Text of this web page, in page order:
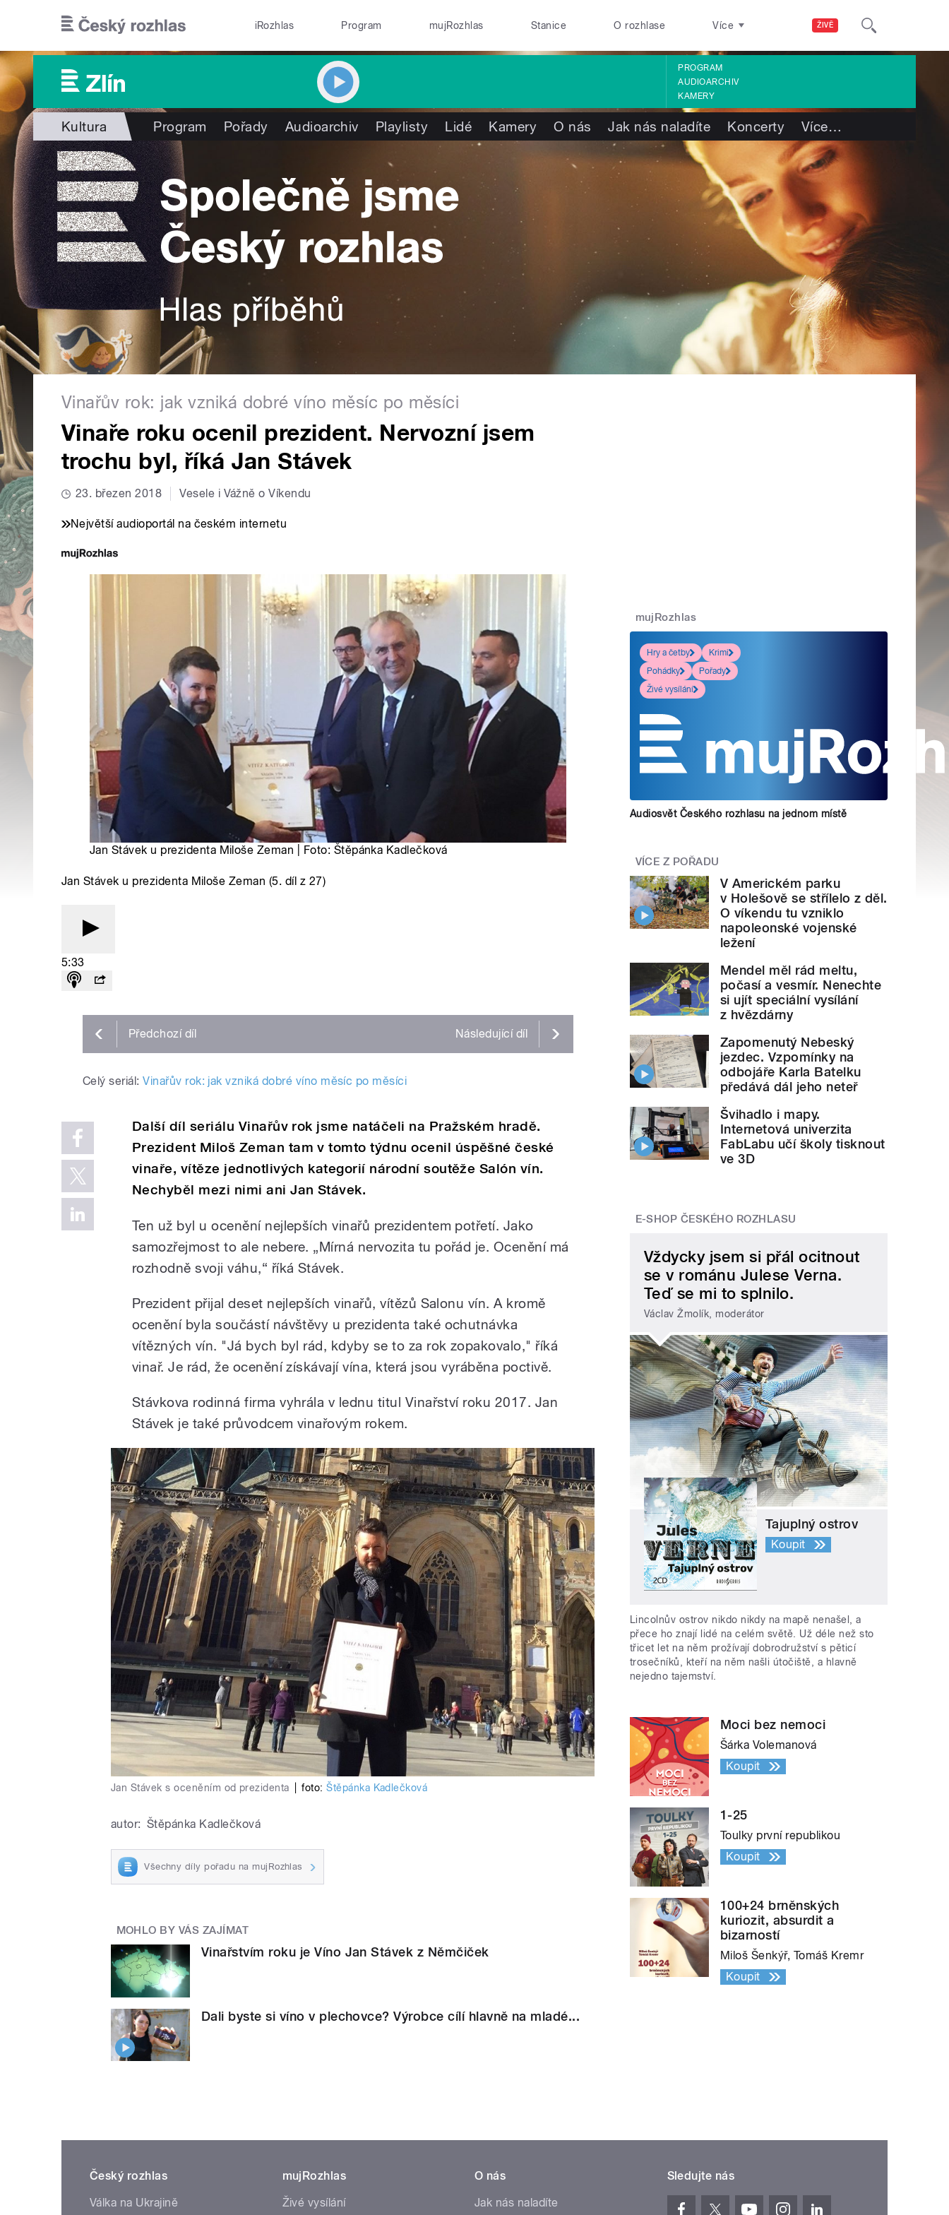
ŽIVĚ
iRozhlas Program mujRozhlas Stanice O rozhlase Více
PROGRAM
AUDIOARCHIV
KAMERY
Kultura Program Pořady Audioarchiv Playlisty Lidé Kamery O nás Jak nás naladíte Koncerty Více…
Vinařův rok: jak vzniká dobré víno měsíc po měsíci
Vinaře roku ocenil prezident. Nervozní jsem
trochu byl, říká Jan Stávek
23. březen 2018 Vesele i Vážně o Víkendu
Největší audioportál na českém internetu
Jan Stávek u prezidenta Miloše Zeman | Foto: Štěpánka Kadlečková
Jan Stávek u prezidenta Miloše Zeman (5. díl z 27)
5:33
Předchozí díl Následující díl
Celý seriál: Vinařův rok: jak vzniká dobré víno měsíc po měsíci
Další díl seriálu Vinařův rok jsme natáčeli na Pražském hradě.
Prezident Miloš Zeman tam v tomto týdnu ocenil úspěšné české
vinaře, vítěze jednotlivých kategorií národní soutěže Salón vín.
Nechyběl mezi nimi ani Jan Stávek.
Ten už byl u ocenění nejlepších vinařů prezidentem potřetí. Jako
samozřejmost to ale nebere. „Mírná nervozita tu pořád je. Ocenění má
rozhodně svoji váhu,“ říká Stávek.
Prezident přijal deset nejlepších vinařů, vítězů Salonu vín. A kromě
ocenění byla součástí návštěvy u prezidenta také ochutnávka
vítězných vín. "Já bych byl rád, kdyby se to za rok zopakovalo," říká
vinař. Je rád, že ocenění získávají vína, která jsou vyráběna poctivě.
Stávkova rodinná firma vyhrála v lednu titul Vinařství roku 2017. Jan
Stávek je také průvodcem vinařovým rokem.
Jan Stávek s oceněním od prezidenta foto:Štěpánka Kadlečková
autor: Štěpánka Kadlečková
Všechny díly pořadu na mujRozhlas
MOHLO BY VÁS ZAJÍMAT
Vinařstvím roku je Víno Jan Stávek z Němčiček
Dali byste si víno v plechovce? Výrobce cílí hlavně na mladé...
mujRozhlas
Hry a četby
Krimi
Pohádky
Pořady
Živé vysílání
Audiosvět Českého rozhlasu na jednom místě
VÍCE Z POŘADU
V Americkém parku
v Holešově se střílelo z děl.
O víkendu tu vzniklo
napoleonské vojenské
ležení
Mendel měl rád meltu,
počasí a vesmír. Nenechte
si ujít speciální vysílání
z hvězdárny
Zapomenutý Nebeský
jezdec. Vzpomínky na
odbojáře Karla Batelku
předává dál jeho neteř
Švihadlo i mapy.
Internetová univerzita
FabLabu učí školy tisknout
ve 3D
E-SHOP ČESKÉHO ROZHLASU
Vždycky jsem si přál ocitnout
se v románu Julese Verna.
Teď se mi to splnilo.
Václav Žmolík, moderátor
Tajuplný ostrov
Koupit
Lincolnův ostrov nikdo nikdy na mapě nenašel, a
přece ho znají lidé na celém světě. Už déle než sto
třicet let na něm prožívají dobrodružství s pěticí
trosečníků, kteří na něm našli útočiště, a hlavně
nejedno tajemství.
Moci bez nemoci
Šárka Volemanová
Koupit
1-25
Toulky první republikou
Koupit
100+24 brněnských
kuriozit, absurdit a
bizarností
Miloš Šenkýř, Tomáš Kremr
Koupit
Český rozhlas
Válka na Ukrajině
mujRozhlas
Živé vysílání
O nás
Jak nás naladíte
Sledujte nás